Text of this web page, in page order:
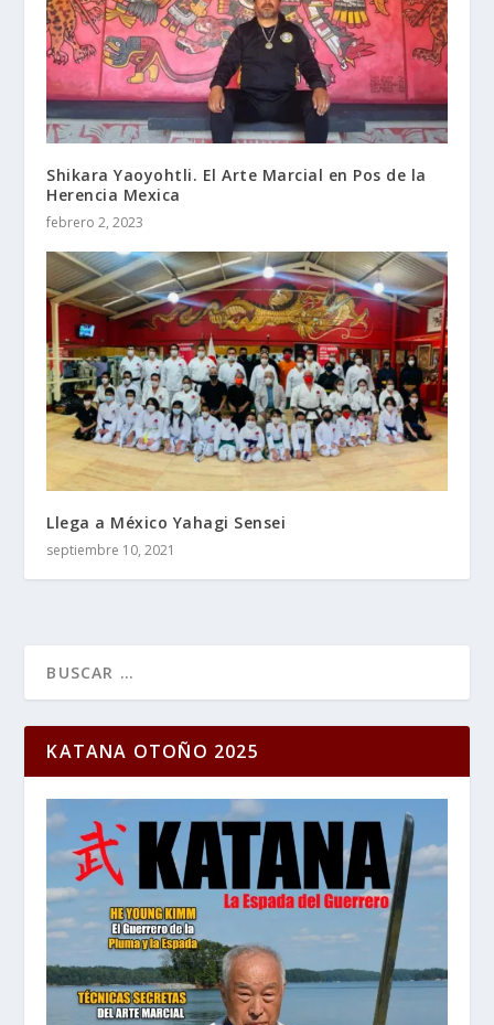
Shikara Yaoyohtli. El Arte Marcial en Pos de la
Herencia Mexica
febrero 2, 2023
Llega a México Yahagi Sensei
septiembre 10, 2021
KATANA OTOÑO 2025